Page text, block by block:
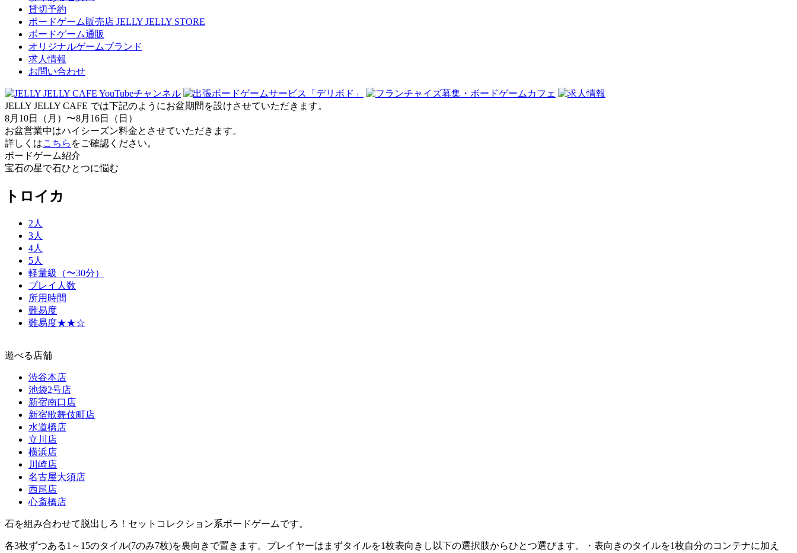
貸切予約
ボードゲーム販売店 JELLY JELLY STORE
ボードゲーム通販
オリジナルゲームブランド
求人情報
お問い合わせ
JELLY JELLY CAFE では下記のようにお盆期間を設けさせていただきます。
8月10日（月）〜8月16日（日）
お盆営業中はハイシーズン料金とさせていただきます。
詳しくはこちら をご確認ください。
ボードゲーム紹介
宝石の星で石ひとつに悩む
トロイカ
2人
3人
4人
5人
軽量級（〜30分）
プレイ人数
所用時間
難易度
難易度★★☆
遊べる店舗
渋谷本店
池袋2号店
新宿南口店
新宿歌舞伎町店
水道橋店
立川店
横浜店
川崎店
名古屋大須店
西尾店
心斎橋店
石を組み合わせて脱出しろ！セットコレクション系ボードゲームです。
各3枚ずつある1～15のタイル(7のみ7枚)を裏向きで置きます。プレイヤーはまずタイルを1枚表向きし以下の選択肢からひとつ選びます。・表向きのタイルを1枚自分のコンテナに加え